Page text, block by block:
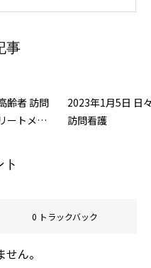
事
齢者 訪問
ートメン
2023年1月5日 日
訪問看護
ト
0 トラックバック
ん。